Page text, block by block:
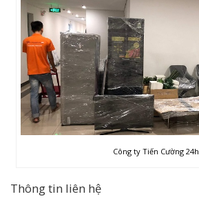
Công ty Tiến Cường 24h
Thông tin liên hệ